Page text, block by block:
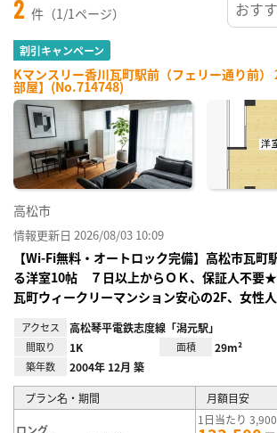
2 件（1/1ページ）
割引キャンペーン
Kマンスリー香川瓦町駅前（フェリー通り前）
部屋】(No.714748)
高松市
情報更新日 2026/08/03 10:09
【Wi-Fi無料・オートロック完備】高松市瓦町
る洋室10帖 ７日以上からＯＫ、保証人不要
瓦町ウィークリーマンション安心の2F、女
アクセス 高松琴平電鉄志度線「潟元駅」
間取り 1K 面積 29m²
築年数 2004年 12月 築
プラン名・期間 月額目安
ロング
1日当たり